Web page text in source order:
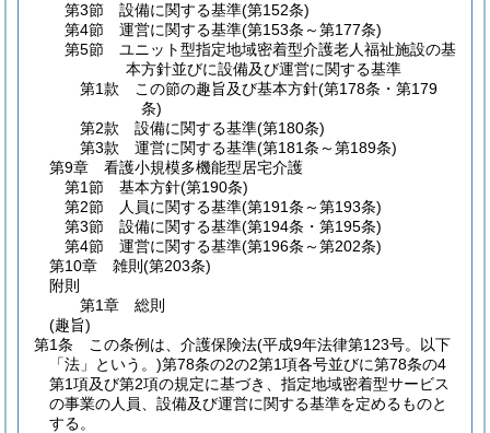
第3節
設備に関する基準(第152条)
第4節
運営に関する基準(第153条～第177条)
第5節
ユニット型指定地域密着型介護老人福祉施設の基
本方針並びに設備及び運営に関する基準
第1款
この節の趣旨及び基本方針(第178条・第179
条)
第2款
設備に関する基準(第180条)
第3款
運営に関する基準(第181条～第189条)
第9章
看護小規模多機能型居宅介護
第1節
基本方針(第190条)
第2節
人員に関する基準(第191条～第193条)
第3節
設備に関する基準(第194条・第195条)
第4節
運営に関する基準(第196条～第202条)
第10章
雑則 (第203条)
附則
第1章
総則
(趣旨)
第1条
この条例は、介護保険法(平成9年法律第123号。以下
「法」という。)第78条の2の2第1項各号並びに第78条の4
第1項及び第2項の規定に基づき、指定地域密着型サービス
の事業の人員、設備及び運営に関する基準を定めるものと
する。